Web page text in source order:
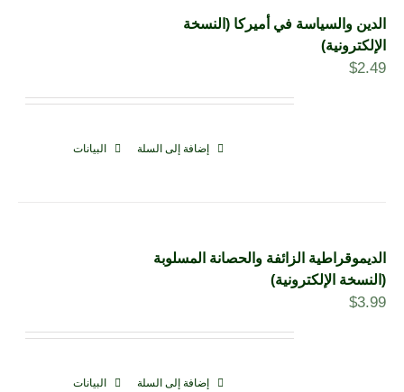
الدين والسياسة في أميركا (النسخة
الإلكترونية)
$2.49
إضافة إلى السلة البيانات
الديموقراطية الزائفة والحصانة المسلوبة
(النسخة الإلكترونية)
$3.99
إضافة إلى السلة البيانات